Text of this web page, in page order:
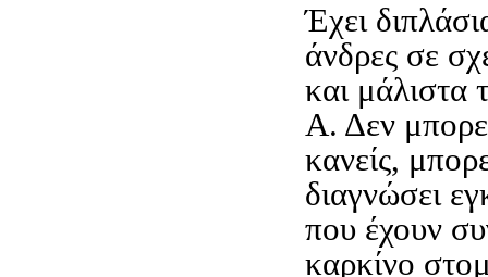
Έχει
άνδρες σε
και μάλιστα
Α. Δεν
κανείς,
διαγνώσει
που έχουν
καρκίνο